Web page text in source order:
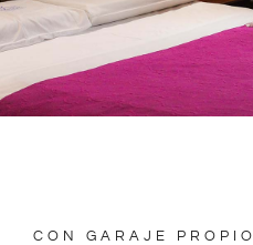
CON GARAJE PROPIO